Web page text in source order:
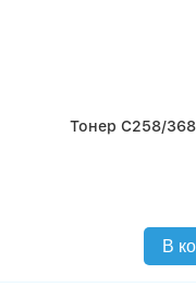
Тонер C258/
В